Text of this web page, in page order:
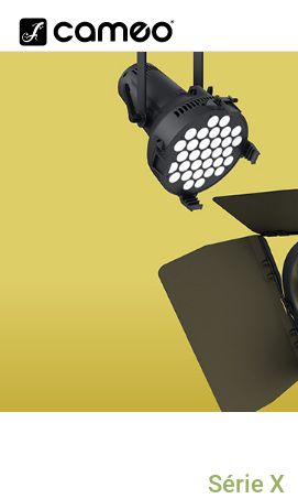
Série X